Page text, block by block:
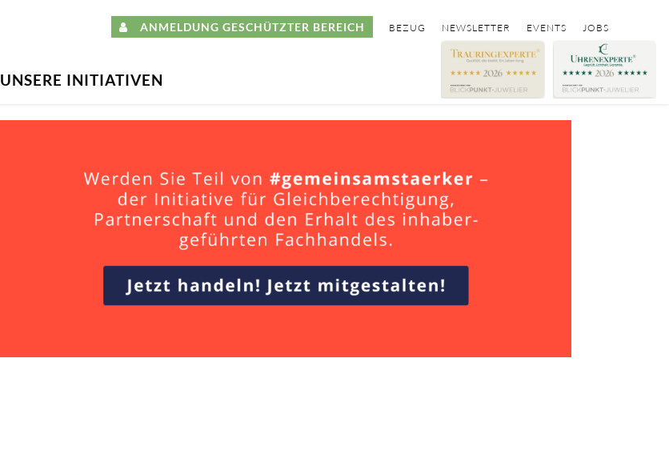
ANMELDUNG GESCHÜTZTER BEREICH BEZUG NEWSLETTER EVENTS JOBS
UNSERE INITIATIVEN